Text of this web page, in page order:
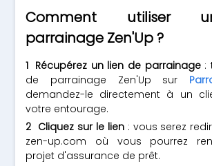
Comment utiliser
parrainage Zen'Up ?
Récupérez un lien de parrainage:
de parrainage Zen'Up sur
demandez-le directement à un
votre entourage.
Cliquez sur le lien: vous serez
zen-up.com où vous pourrez
projet d'assurance de prêt.